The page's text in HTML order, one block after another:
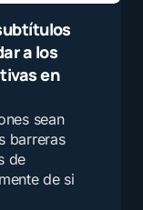
a los
en
sean
barreras
de
de si